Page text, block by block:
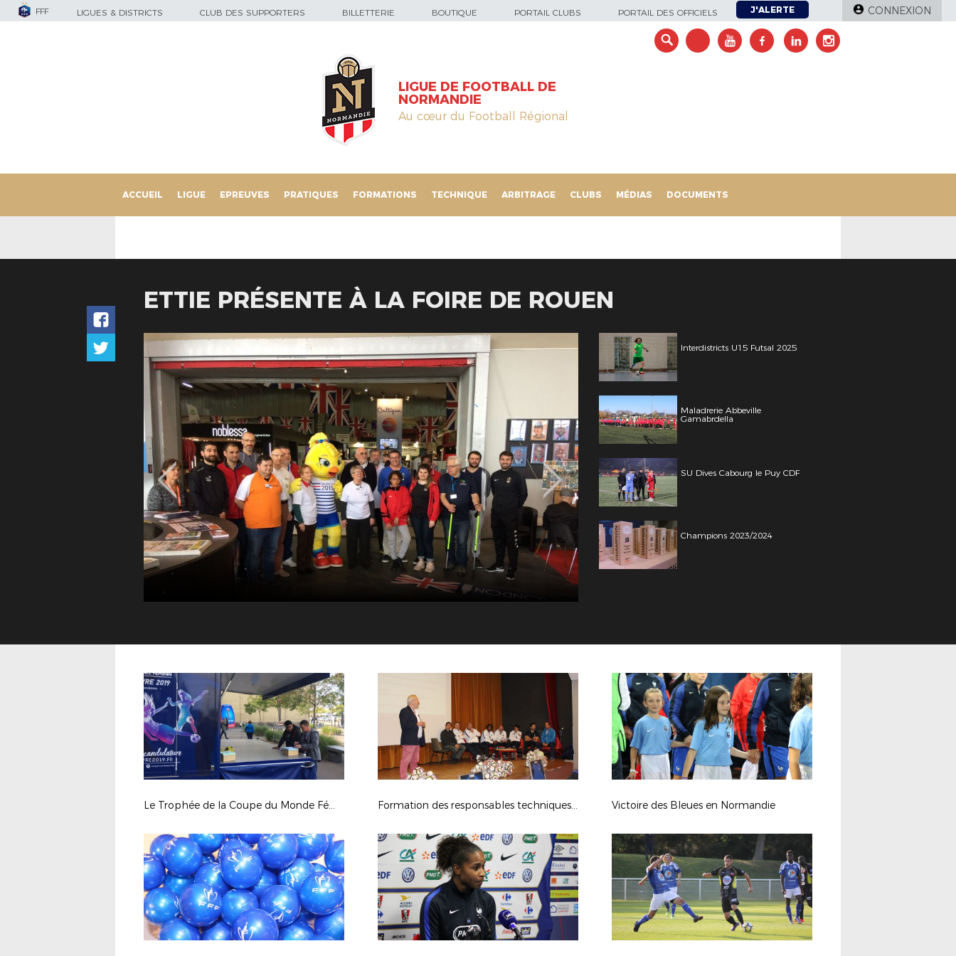
FFF LIGUES & DISTRICTS CLUB DES SUPPORTERS BILLETTERIE BOUTIQUE PORTAIL CLUBS PORTAIL DES OFFICIELS J'ALERTE CONNEXION
LIGUE DE FOOTBALL DE
NORMANDIE
Au cœur du Football Régional
ACCUEIL LIGUE EPREUVES PRATIQUES FORMATIONS TECHNIQUE ARBITRAGE CLUBS MÉDIAS DOCUMENTS
ETTIE PRÉSENTE À LA FOIRE DE ROUEN
Interdistricts U15 Futsal 2025
Maladrerie Abbeville
Gamabrdella
SU Dives Cabourg le Puy CDF
Champions 2023/2024
Le Trophée de la Coupe du Monde Féminine FIFA, France 2019 au Havre Formation des responsables techniques et pédagogiques des Sections Sportives Victoire des Bleues en Normandie